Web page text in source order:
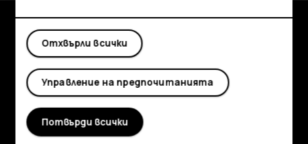
Изследвайте
Информация
Planet and people
Поддръжка
Отхвърли всички
Управление на предпочитанията
Потвърди всички